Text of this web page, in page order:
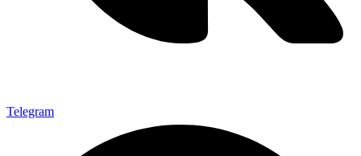
Telegram